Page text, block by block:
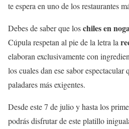
te espera en uno de los restaurantes
Debes de saber que loschiles en
Cúpula respetan al pie de la letra la
elaboran exclusivamente con
los cuales dan ese sabor espectacular
paladares más exigentes.
Desde este 7 de julio y hasta los
podrás disfrutar de este platillo